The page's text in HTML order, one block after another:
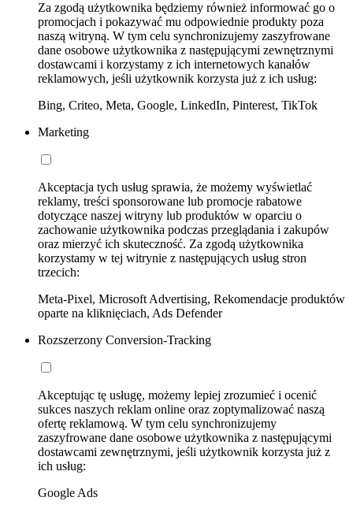
Za zgodą użytkownika będziemy również informować go o
promocjach i pokazywać mu odpowiednie produkty poza
naszą witryną. W tym celu synchronizujemy zaszyfrowane
dane osobowe użytkownika z następującymi zewnętrznymi
dostawcami i korzystamy z ich internetowych kanałów
reklamowych, jeśli użytkownik korzysta już z ich usług:
Bing, Criteo, Meta, Google, LinkedIn, Pinterest, TikTok
Marketing
Akceptacja tych usług sprawia, że możemy wyświetlać
reklamy, treści sponsorowane lub promocje rabatowe
dotyczące naszej witryny lub produktów w oparciu o
zachowanie użytkownika podczas przeglądania i zakupów
oraz mierzyć ich skuteczność. Za zgodą użytkownika
korzystamy w tej witrynie z następujących usług stron
trzecich:
Meta-Pixel, Microsoft Advertising, Rekomendacje produktów
oparte na kliknięciach, Ads Defender
Rozszerzony Conversion-Tracking
Akceptując tę usługę, możemy lepiej zrozumieć i ocenić
sukces naszych reklam online oraz zoptymalizować naszą
ofertę reklamową. W tym celu synchronizujemy
zaszyfrowane dane osobowe użytkownika z następującymi
dostawcami zewnętrznymi, jeśli użytkownik korzysta już z
ich usług:
Google Ads